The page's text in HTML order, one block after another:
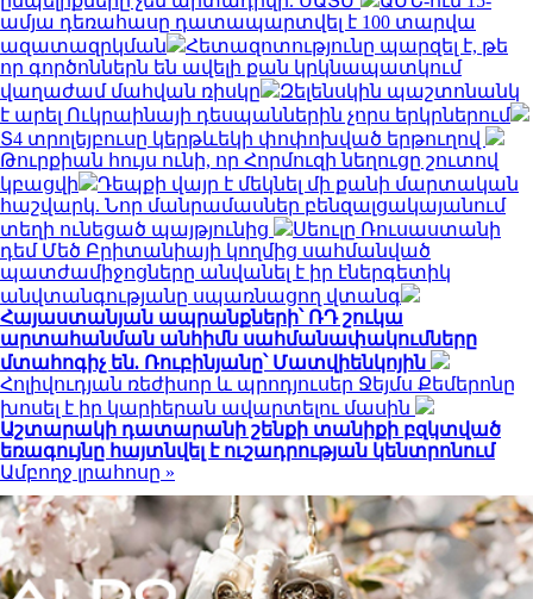
ամյա դեռահասը դատապարտվել է 100 տարվա
ազատազրկման
Հետազոտությունը պարզել է, թե
որ գործոններն են ավելի քան կրկնապատկում
վաղաժամ մահվան ռիսկը
Զելենսկին պաշտոնանկ
է արել Ուկրաինայի դեսպաններին չորս երկրներում
Տ4 տրոլեյբուսը կերթևեկի փոփոխված երթուղով
Թուրքիան հույս ունի, որ Հորմուզի նեղուցը շուտով
կբացվի
Դեպքի վայր է մեկնել մի քանի մարտական
հաշվարկ. Նոր մանրամասներ բենզալցակայանում
տեղի ունեցած պայթյունից
Սեուլը Ռուսաստանի
դեմ Մեծ Բրիտանիայի կողմից սահմանված
պատժամիջոցները անվանել է իր էներգետիկ
անվտանգությանը սպառնացող վտանգ
Հայաստանյան ապրանքների՝ ՌԴ շուկա
արտահանման անհիմն սահմանափակումները
մտահոգիչ են. Ռուբինյանը՝ Մատվիենկոյին
Հոլիվուդյան ռեժիսոր և պրոդյուսեր Ջեյմս Քեմերոնը
խոսել է իր կարիերան ավարտելու մասին
Աշտարակի դատարանի շենքի տանիքի բզկտված
եռագույնը հայտնվել է ուշադրության կենտրոնում
Ամբողջ լրահոսը »